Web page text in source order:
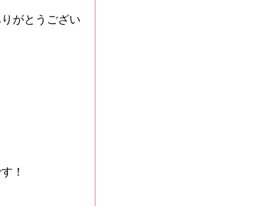
がとうござい
！